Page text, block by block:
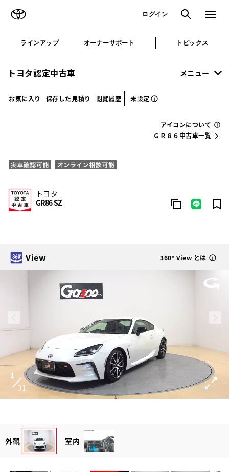
ログイン 検索 メニュ
ラインアップ オーナーサポート トピックス
トヨタ認定中古車 メニュー
お気に入り 保存した見積り 閲覧履歴 未設定
アイコンについて
ＧＲ８６中古車一覧
トヨタ
GR86 SZ
View 360° View とは
1
31
外観 室内